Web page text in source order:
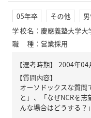
05年卒 その他
学校名 ： 慶應義塾大学大
職種 ： 営業採用
【質問内容】
オーソドックスな質問
と」、「なぜNCRを
んな場合はどうする？